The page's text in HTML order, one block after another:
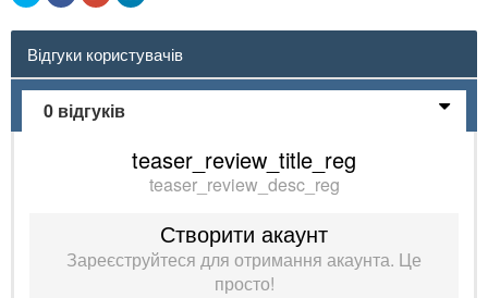
Відгуки користувачів
0 відгуків
teaser_review_title_reg
teaser_review_desc_reg
Створити акаунт
Зареєструйтеся для отримання акаунта. Це
просто!